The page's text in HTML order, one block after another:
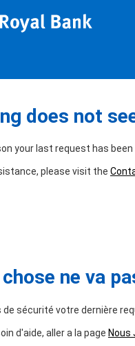
does not
your last request has been
please visit the
ne va
de sécurité votre dernière
d'aide, aller a la page Nous